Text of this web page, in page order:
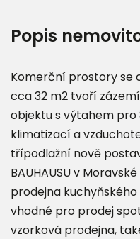
Popis
Komerční prostory se
cca 32 m2 tvoří
objektu s výtahem pro
klimatizací a
třípodlažní nově
BAUHAUSU v
prodejna kuchyňského
vhodné pro prodej
vzorková prodejna,